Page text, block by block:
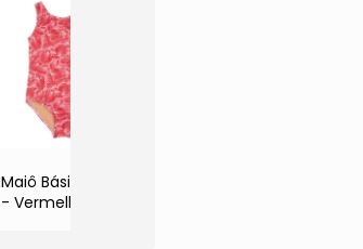
Maiô Básico
- Vermelho